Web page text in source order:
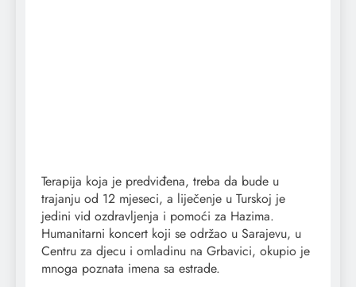
Terapija koja je predviđena, treba da bude u
trajanju od 12 mjeseci, a liječenje u Turskoj je
jedini vid ozdravljenja i pomoći za Hazima.
Humanitarni koncert koji se održao u Sarajevu, u
Centru za djecu i omladinu na Grbavici, okupio je
mnoga poznata imena sa estrade.